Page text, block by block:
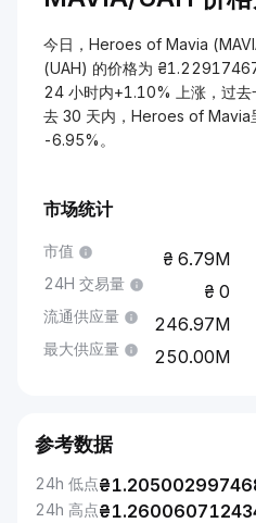
今日，Heroes of Mavia
(UAH) 的价格为
24 小时内+1.10% 上涨，过
去 30 天内，Heroes of Mavia
-6.95%。
市场统计
市值 6.79M
24H 交易量 0
流通供应量 246.97M
最大供应量 250.00M
参考数据
24h 低点₴
24h 高点₴